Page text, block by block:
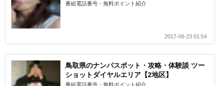
番組電話番号・無料ポイント紹介
2017-09-23 01:54
鳥取県のナンパスポット・攻略・体験談 ツー
ショットダイヤルエリア【2地区】
番組電話番号・無料ポイント紹介